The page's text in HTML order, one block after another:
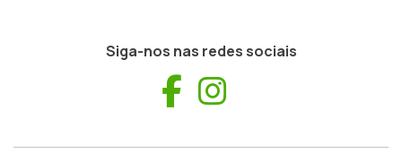
Siga-nos nas redes sociais
Facebook